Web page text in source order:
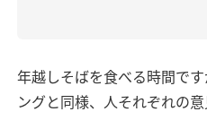
年越しそばを食べる時間で
ングと同様、人それぞれの意